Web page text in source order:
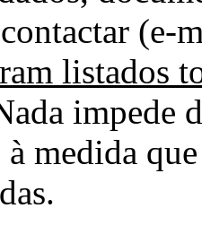
(e-
listados
impede
à medida